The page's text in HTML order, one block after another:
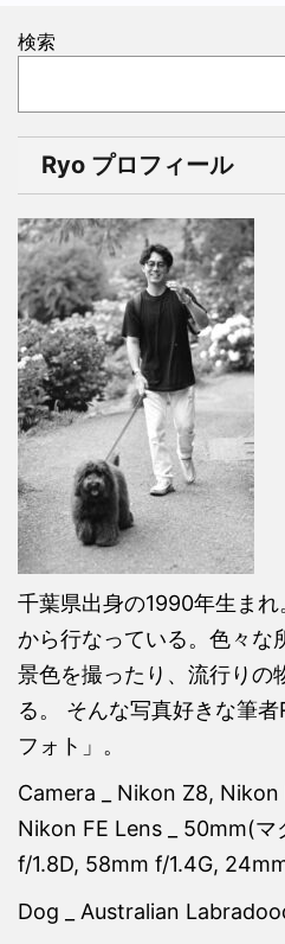
検索
Ryo プロフィール
千葉県出身の1990年生ま
から行なっている。色々な
景色を撮ったり、流行りの
る。 そんな写真好きな筆
フォト」。
Camera _ Nikon Z8,
Nikon FE Lens _ 50mm(
f/1.8D, 58mm f/1.4G,
Dog _ Australian